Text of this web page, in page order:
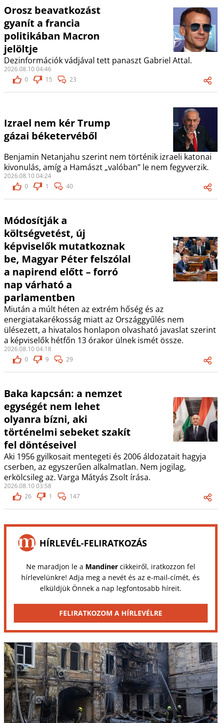
Orosz beavatkozást
gyanít a francia
politikában Macron
jelöltje
Dezinformációk vádjával tett panaszt Gabriel Attal.
2026.08.10 04:46
0
15 23
Izrael nem kér Trump
gázai béketervéből
Benjamin Netanjahu szerint nem történik izraeli katonai
kivonulás, amíg a Hamászt „valóban” le nem fegyverzik.
2026.08.10 04:24
0
1 40
Módosítják a
költségvetést, új
képviselők mutatkoznak
be, Magyar Péter felszólal
a napirend előtt – forró
nap várható a
parlamentben
Miután a múlt héten az extrém hőség és az
energiatakarékosság miatt az Országgyűlés nem
ülésezett, a hivatalos honlapon olvasható javaslat szerint
a képviselők hétfőn 13 órakor ülnek ismét össze.
2026.08.10 04:18
0
9 29
Baka kapcsán: a nemzet
egységét nem lehet
olyanra bízni, aki
történelmi sebeket szakít
fel döntéseivel
Aki 1956 gyilkosait mentegeti és 2006 áldozatait hagyja
cserben, az egyszerűen alkalmatlan. Nem jogilag,
erkölcsileg az. Varga Mátyás Zsolt írása.
2026.08.10 03:58
26
1 147
HÍRLEVÉL-FELIRATKOZÁS
Ne maradjon le a Mandinercikkeiről, iratkozzon fel
hírlevelünkre! Adja meg a nevét és az e-mail-címét, és
elküldjük Önnek a nap legfontosabb híreit.
FELIRATKOZOM A HÍRLEVÉLRE